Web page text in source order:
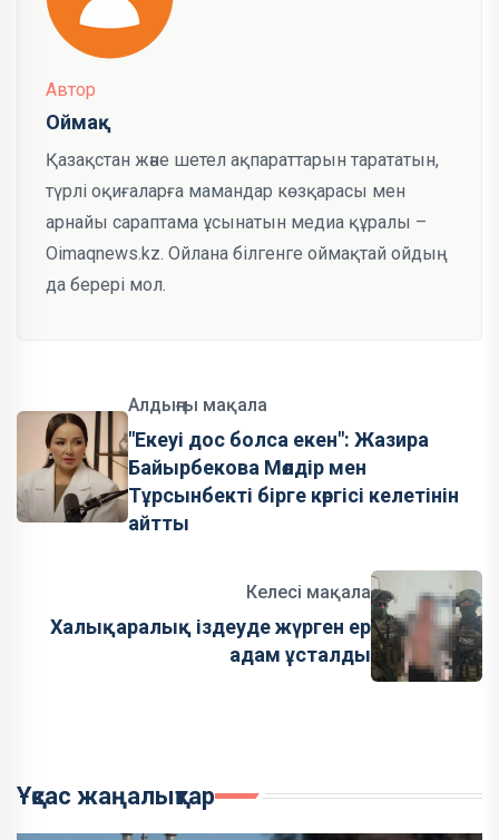
Автор
Оймақ
Қазақстан және шетел ақпараттарын тарататын,
түрлі оқиғаларға мамандар көзқарасы мен
арнайы сараптама ұсынатын медиа құралы –
Oimaqnews.kz. Ойлана білгенге оймақтай ойдың
да берері мол.
Алдыңғы мақала
"Екеуі дос болса екен": Жазира
Байырбекова Мөлдір мен
Тұрсынбекті бірге көргісі келетінін
айтты
Келесі мақала
Халықаралық іздеуде жүрген ер
адам ұсталды
Ұқсас жаңалықтар